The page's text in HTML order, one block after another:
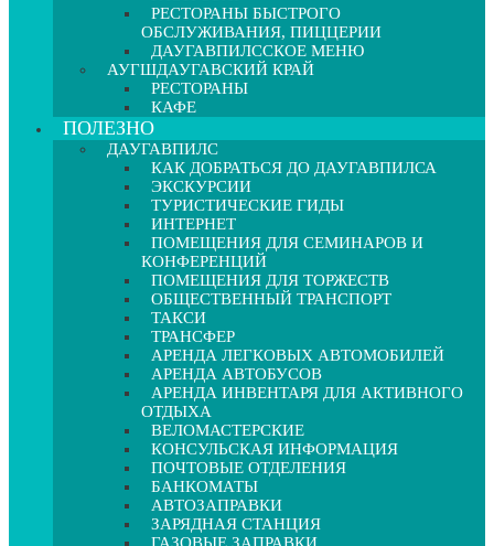
РЕСТОРАНЫ БЫСТРОГО
ОБСЛУЖИВАНИЯ, ПИЦЦЕРИИ
ДАУГАВПИЛССКОЕ МЕНЮ
АУГШДАУГАВСКИЙ КРАЙ
РЕСТОРАНЫ
КАФЕ
ПОЛЕЗНО
ДАУГАВПИЛС
КАК ДОБРАТЬСЯ ДО ДАУГАВПИЛСА
ЭКСКУРСИИ
ТУРИСТИЧЕСКИЕ ГИДЫ
ИНТЕРНЕТ
ПОМЕЩЕНИЯ ДЛЯ СЕМИНАРОВ И
КОНФЕРЕНЦИЙ
ПОМЕЩЕНИЯ ДЛЯ ТОРЖЕСТВ
ОБЩЕСТВЕННЫЙ ТРАНСПОРТ
ТАКСИ
ТРАНСФЕР
АРЕНДА ЛЕГКОВЫХ АВТОМОБИЛЕЙ
АРЕНДА АВТОБУСОВ
АРЕНДА ИНВЕНТАРЯ ДЛЯ АКТИВНОГО
ОТДЫХА
ВЕЛОМАСТЕРСКИЕ
КОНСУЛЬСКАЯ ИНФОРМАЦИЯ
ПОЧТОВЫЕ ОТДЕЛЕНИЯ
БАНКОМАТЫ
АВТОЗАПРАВКИ
ЗАРЯДНАЯ СТАНЦИЯ